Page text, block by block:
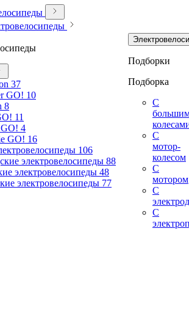
37
GO! 10
8
11
4
GO! 16
106
электровелосипеды 88
электровелосипеды 48
электровелосипеды 77
Подборки
Подборка
С
С
мотор-
колесом
С
мотором
С
С